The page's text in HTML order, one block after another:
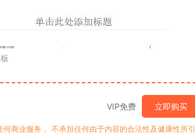
VIP免费 立即购买
商业服务， 不承担任何由于内容的合法性及健康性所引